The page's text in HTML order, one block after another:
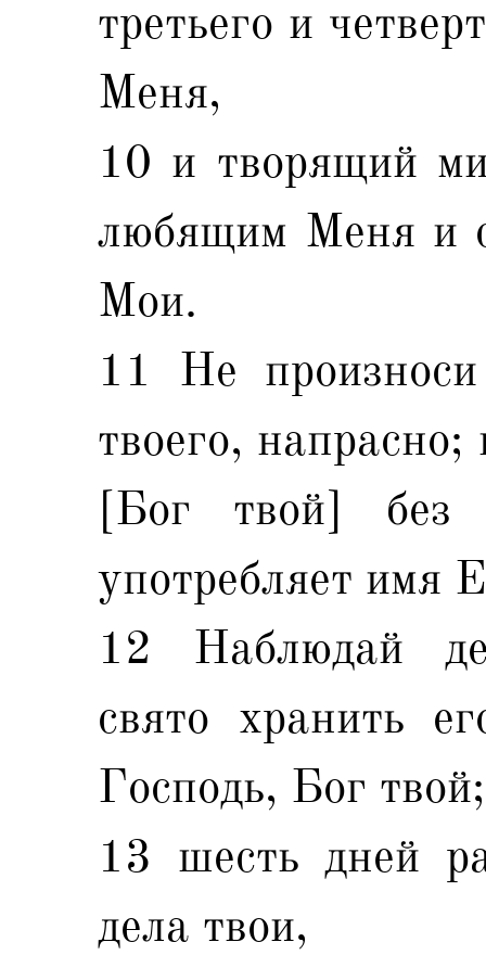
третьего и
Меня,
10 и творящий
любящим Меня и
Мои.
11 Не
твоего,
[Бог твой] без
употребляет имя
12 Наблюдай
свято хранить
Господь, Бог твой;
13 шесть дней
дела твои,